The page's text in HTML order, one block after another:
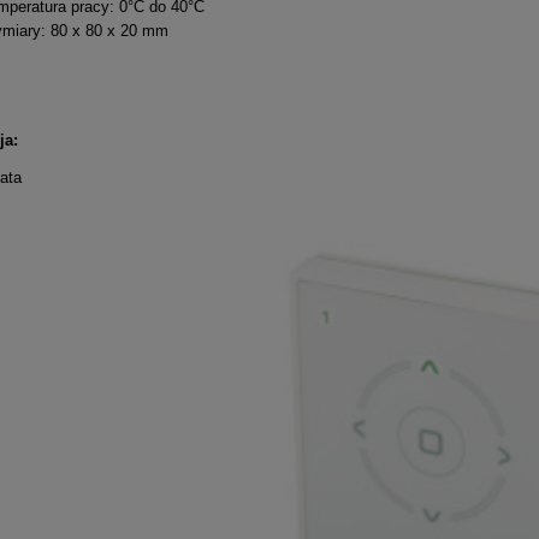
VTS Volcano EC
pracy: 0°C do 40°C
80 x 80 x 20 mm